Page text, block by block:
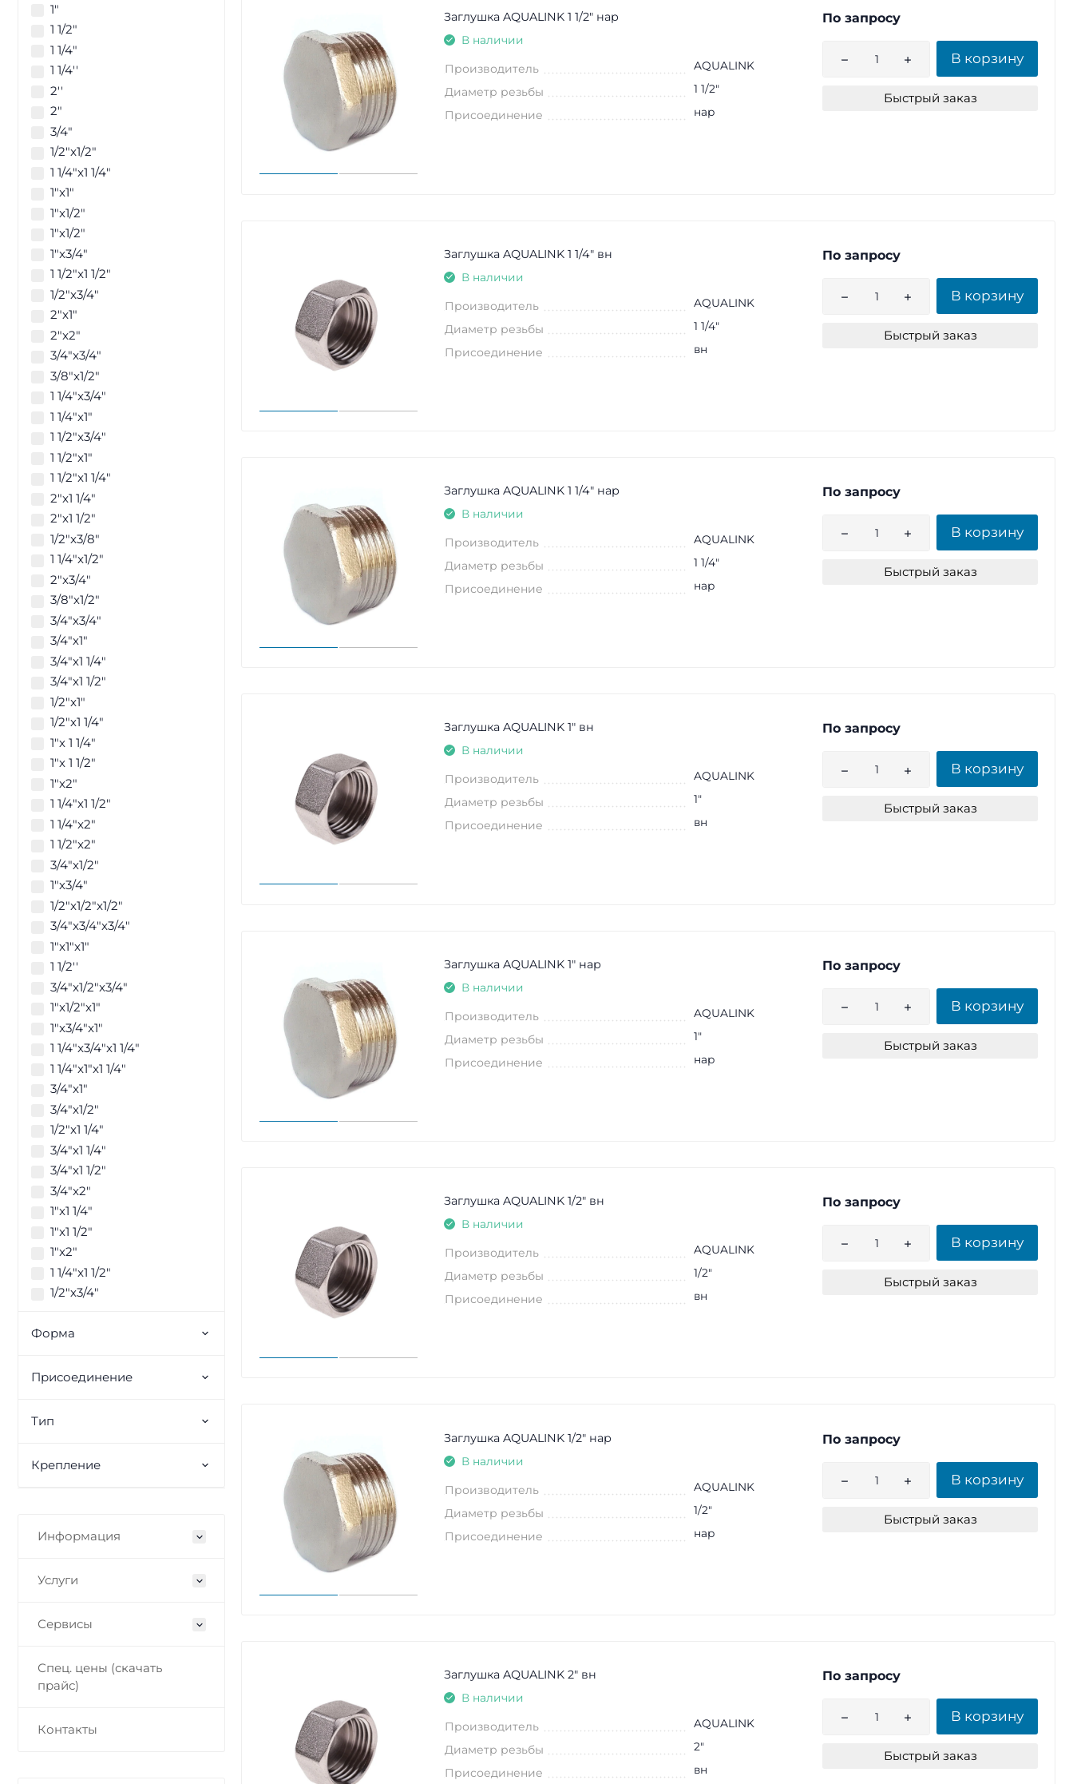
1"
1 1/2"
1 1/4"
1 1/4''
2''
2"
3/4"
1/2"x1/2"
1 1/4"x1 1/4"
1"x1"
1"x1/2"
1"х1/2"
1"x3/4"
1 1/2"x1 1/2"
1/2"x3/4"
2"x1"
2"x2"
3/4"x3/4"
3/8"x1/2"
1 1/4"x3/4"
1 1/4"x1"
1 1/2"x3/4"
1 1/2"x1"
1 1/2"x1 1/4"
2"x1 1/4"
2"x1 1/2"
1/2"x3/8"
1 1/4"x1/2"
2"x3/4"
3/8"х1/2"
3/4"х3/4"
3/4"х1"
3/4"х1 1/4"
3/4"х1 1/2"
1/2"x1"
1/2"х1 1/4"
1"х 1 1/4"
1"х 1 1/2"
1"х2"
1 1/4"х1 1/2"
1 1/4"x2"
1 1/2"x2"
3/4"х1/2"
1"х3/4"
1/2"x1/2"x1/2"
3/4"x3/4"x3/4"
1"x1"x1"
1 1/2''
3/4"x1/2"x3/4"
1"x1/2"x1"
1"x3/4"x1"
1 1/4"x3/4"x1 1/4"
1 1/4"x1"x1 1/4"
3/4"x1"
3/4"x1/2"
1/2"x1 1/4"
3/4"x1 1/4"
3/4"x1 1/2"
3/4"x2"
1"x1 1/4"
1"x1 1/2"
1"x2"
1 1/4"x1 1/2"
1/2"х3/4"
Форма
Присоединение
Тип
Крепление
Информация
Услуги
Сервисы
Спец. цены (скачать
прайс)
Контакты
Заглушка AQUALINK 1 1/2" нар
В наличии
Производитель AQUALINK
Диаметр резьбы 1 1/2"
Присоединение нар
По запросу
В корзину
Быстрый заказ
Заглушка AQUALINK 1 1/4" вн
В наличии
Производитель AQUALINK
Диаметр резьбы 1 1/4"
Присоединение вн
По запросу
В корзину
Быстрый заказ
Заглушка AQUALINK 1 1/4" нар
В наличии
Производитель AQUALINK
Диаметр резьбы 1 1/4"
Присоединение нар
По запросу
В корзину
Быстрый заказ
Заглушка AQUALINK 1" вн
В наличии
Производитель AQUALINK
Диаметр резьбы 1"
Присоединение вн
По запросу
В корзину
Быстрый заказ
Заглушка AQUALINK 1" нар
В наличии
Производитель AQUALINK
Диаметр резьбы 1"
Присоединение нар
По запросу
В корзину
Быстрый заказ
Заглушка AQUALINK 1/2" вн
В наличии
Производитель AQUALINK
Диаметр резьбы 1/2"
Присоединение вн
По запросу
В корзину
Быстрый заказ
Заглушка AQUALINK 1/2" нар
В наличии
Производитель AQUALINK
Диаметр резьбы 1/2"
Присоединение нар
По запросу
В корзину
Быстрый заказ
Заглушка AQUALINK 2" вн
В наличии
Производитель AQUALINK
Диаметр резьбы 2"
Присоединение вн
По запросу
В корзину
Быстрый заказ